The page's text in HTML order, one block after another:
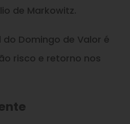
de Markowitz.
Domingo de Valor é
risco e retorno nos